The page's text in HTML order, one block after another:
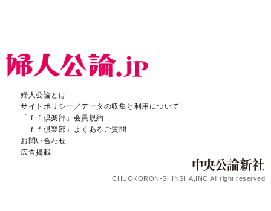
婦人公論とは
サイトポリシー／データの収集と利用について
「ｆｆ倶楽部」会員規約
「ｆｆ倶楽部」よくあるご質問
お問い合わせ
広告掲載
CHUOKORON-SHINSHA,INC.All right reserved